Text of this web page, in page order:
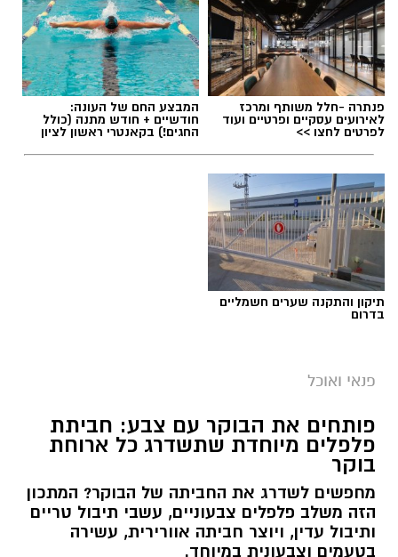
פנתרה -חלל משותף ומרכז
לאירועים עסקיים ופרטיים ועוד
לפרטים לחצו >>
המבצע החם של העונה:
חודשיים + חודש מתנה (כולל
החגים!) בקאנטרי ראשון לציון
תיקון והתקנה שערים חשמליים
בדרום
פנאי ואוכל
פותחים את הבוקר עם צבע: חביתת
פלפלים מיוחדת שתשדרג כל ארוחת
בוקר
מחפשים לשדרג את החביתה של הבוקר? המתכון
הזה משלב פלפלים צבעוניים, עשבי תיבול טריים
ותיבול עדין, ויוצר חביתה אוורירית, עשירה
בטעמים וצבעונית במיוחד.